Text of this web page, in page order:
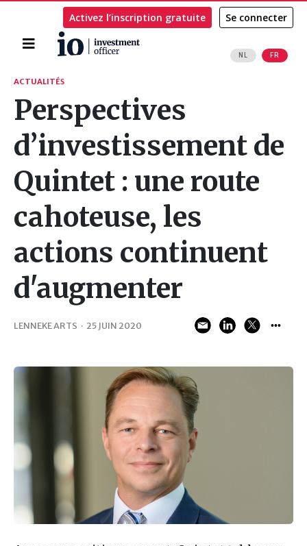
Accueil
NL FR
Activez l’inscription gratuite Se connecter
Rechercher
ACTUALITÉS
Perspectives
d’investissement de
Quintet : une route
cahoteuse, les
actions continuent
d'augmenter
LENNEKE ARTS · 25 JUIN 2020